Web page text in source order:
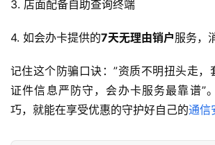
3. 店面配备自助查询终端
4. 如会办卡提供的7天无理由销户服务，
记住这个防骗口诀：”资质不明扭头走，
证件信息严防守，会办卡服务最靠谱”
巧，就能在享受优惠的守护好自己的通信